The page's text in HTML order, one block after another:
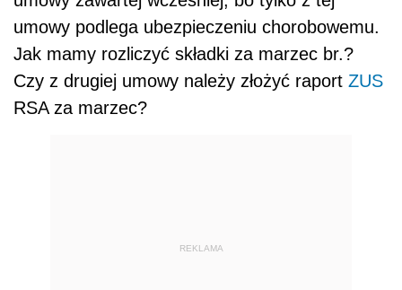
umowy podlega ubezpieczeniu chorobowemu.
Jak mamy rozliczyć składki za marzec br.?
Czy z drugiej umowy należy złożyć raport ZUS
RSA za marzec?
REKLAMA